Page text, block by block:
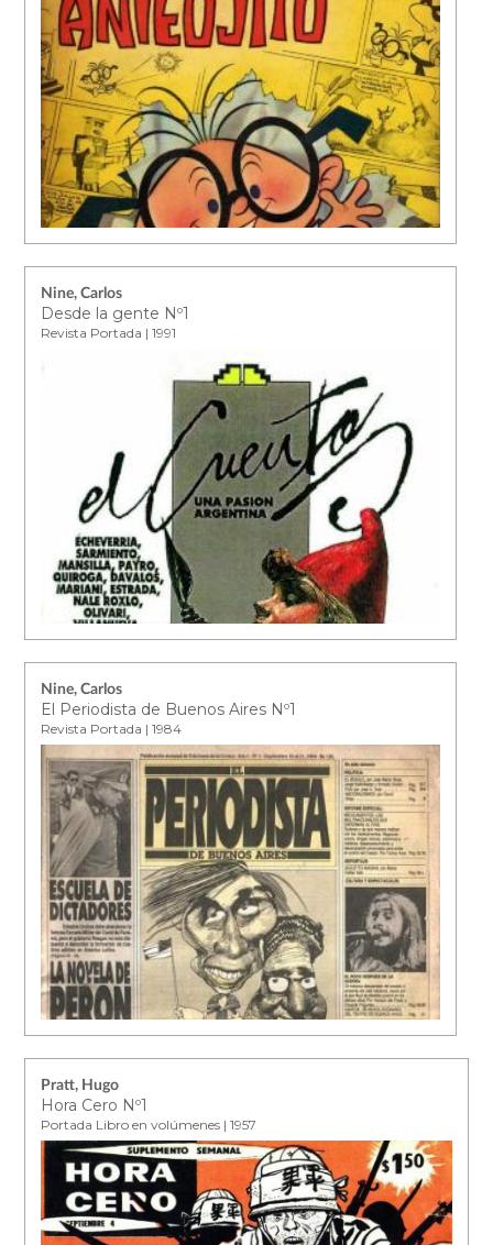
Nine, Carlos
Desde la gente Nº1
Revista Portada | 1991
Nine, Carlos
El Periodista de Buenos Aires Nº1
Revista Portada | 1984
Pratt, Hugo
Hora Cero Nº1
Portada Libro en volúmenes | 1957